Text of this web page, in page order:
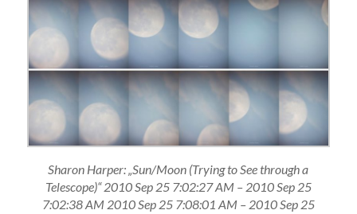
Sharon Harper: „Sun/Moon (Trying to See through a
Telescope)“ 2010 Sep 25 7:02:27 AM – 2010 Sep 25
7:02:38 AM 2010 Sep 25 7:08:01 AM – 2010 Sep 25